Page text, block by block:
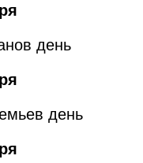
день
день